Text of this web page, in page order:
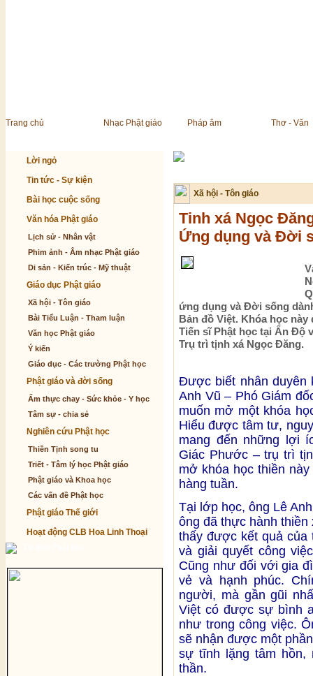
Trang chủ Nhạc Phật giáo Pháp âm Thơ - Văn
Lời ngỏ
Tin tức - Sự kiện
Bài học cuộc sống
Văn hóa Phật giáo
Lịch sử - Nhân vật
Phim ảnh - Âm nhạc Phật giáo
Di sản - Kiến trúc - Mỹ thuật
Giáo dục Phật giáo
Xã hội - Tôn giáo
Bài Tiểu Luận - Tham luận
Văn học Phật giáo
Ý kiến
Giáo dục - Các trường Phật học
Phật giáo và đời sống
Ẩm thực chay - Sức khỏe - Y học
Tâm sự - chia sẻ
Nghiên cứu Phật học
Thiền Tịnh song tu
Triết - Tâm lý học Phật giáo
Phật giáo và Khoa học
Các vấn đề Phật học
Phật giáo Thế giới
Hoạt động CLB Hoa Linh Thoại
Xã hội - Tôn giáo
Tinh xá Ngọc
Ứng dụng và Đời
ứng dụng và Đời sống
Bản đồ Việt. Khóa học
Tiến sĩ Phật học tại Ấn Độ
Trụ trì tịnh xá Ngọc Đăng.
Được biết nhân duyên
Anh Vũ – Phó Giám
muốn mở một khóa
Hiểu được tâm tư,
mang đến những lợi
Giác Phước – trụ trì
mở khóa học thiền
hàng tuần.
Tại lớp học, ông Lê
ông đã thực hành thiền
thấy được kết quả của
và giải quyết công
Cũng như đối với gia
vẻ và hạnh phúc.
người, mà gần gũi
Việt có được sự bình
như trong công việc.
sẽ nhận được một
sự tĩnh lặng tâm hồn,
thần.